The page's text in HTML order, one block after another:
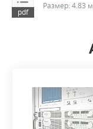
Размер: 4.83